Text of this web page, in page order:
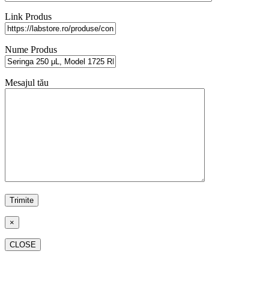
Link Produs
Nume Produs
Mesajul tău
×
CLOSE